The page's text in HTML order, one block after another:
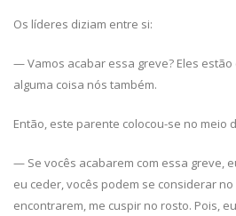
Os líderes diziam entre si:
— Vamos acabar essa greve? Eles
alguma coisa nós também.
Então, este parente colocou-se no meio
— Se vocês acabarem com essa greve,
eu ceder, vocês podem se considerar
encontrarem, me cuspir no rosto. Pois,